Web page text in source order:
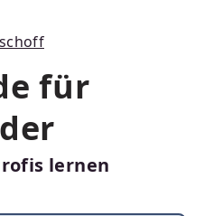
für
lernen